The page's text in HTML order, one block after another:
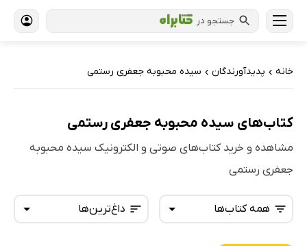
جستجو در
خانه › پدیدآورندگان › سیده محبوبه جعفری رستمی
کتاب‌های سیده محبوبه جعفری رستمی
مشاهده و خرید کتاب‌های صوتی و الکترونیک سیده محبوبه
جعفری رستمی
داغ‌ترین‌ها همه کتاب‌ها